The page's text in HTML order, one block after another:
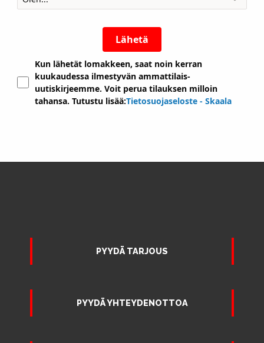
Lähetä
Kun lähetät lomakkeen, saat noin kerran
kuukaudessa ilmestyvän ammattilais-
uutiskirjeemme. Voit perua tilauksen milloin
tahansa. Tutustu lisää:Tietosuojaseloste - Skaala
PYYDÄ TARJOUS
PYYDÄ YHTEYDENOTTOA